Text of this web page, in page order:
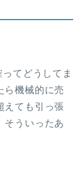
てどうしてま
ら機械的に売
えても引っ張
そういったあ